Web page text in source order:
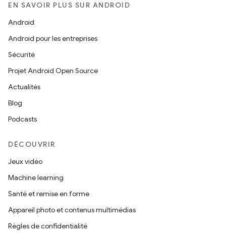
EN SAVOIR PLUS SUR ANDROID
Android
Android pour les entreprises
Sécurité
Projet Android Open Source
Actualités
Blog
Podcasts
DÉCOUVRIR
Jeux vidéo
Machine learning
Santé et remise en forme
Appareil photo et contenus multimédias
Règles de confidentialité